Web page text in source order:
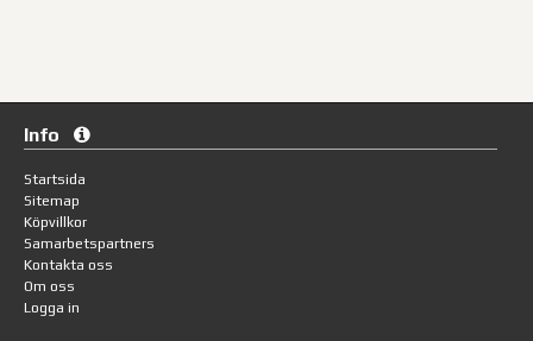
Info
Startsida
Sitemap
Köpvillkor
Samarbetspartners
Kontakta oss
Om oss
Logga in